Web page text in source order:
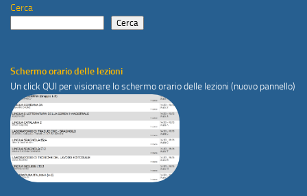
Cerca
Cerca
Schermo orario delle lezioni
Un click QUI per visionare lo schermo orario delle lezioni (nuovo pannello)